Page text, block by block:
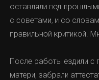
оставляли под
с советами, и со
правильной критикой.
После работы ездили с
матери, забрали